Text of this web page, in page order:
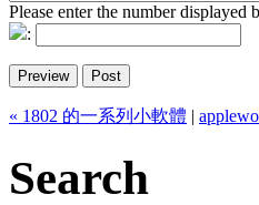
Please enter the number displayed
:
« 1802 的一系列小軟體 |
Search